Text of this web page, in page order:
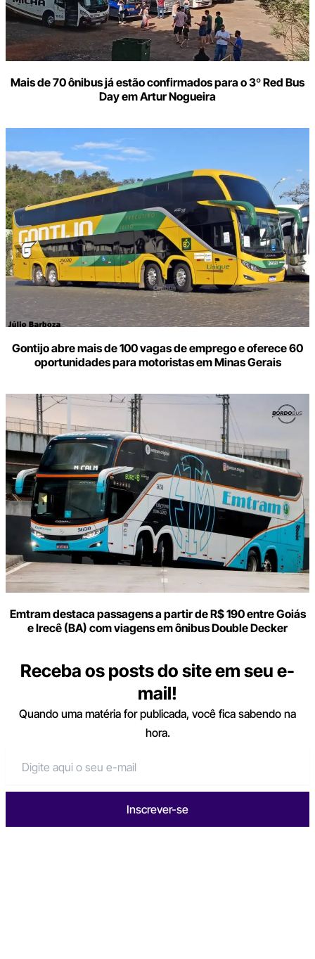
Mais de 70 ônibus já estão confirmados para o 3º Red Bus
Day em Artur Nogueira
Gontijo abre mais de 100 vagas de emprego e oferece 60
oportunidades para motoristas em Minas Gerais
Emtram destaca passagens a partir de R$ 190 entre Goiás
e Irecê (BA) com viagens em ônibus Double Decker
Receba os posts do site em seu e-
mail!
Quando uma matéria for publicada, você fica sabendo na
hora.
Inscrever-se